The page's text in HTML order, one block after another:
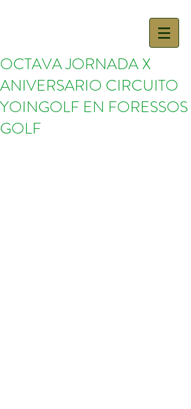
OCTAVA JORNADA X
ANIVERSARIO CIRCUITO
YOINGOLF EN FORESSOS
GOLF